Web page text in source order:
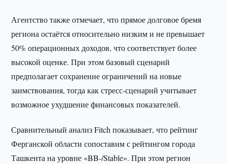
Агентство также отмечает, что прямое долговое бремя
региона остаётся относительно низким и не превышает
50% операционных доходов, что соответствует более
высокой оценке. При этом базовый сценарий
предполагает сохранение ограничений на новые
заимствования, тогда как стресс-сценарий учитывает
возможное ухудшение финансовых показателей.
Сравнительный анализ Fitch показывает, что рейтинг
Ферганской области сопоставим с рейтингом города
Ташкента на уровне «BB-/Stable». При этом регион